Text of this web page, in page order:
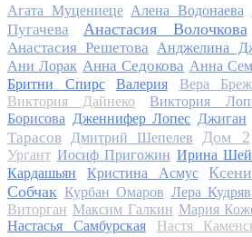
Агата Муцениеце Алена Водонаева
Пугачева
Анастасия Волочкова
Анастасия Решетова Анджелина
Ани Лорак Анна Седокова Анна
Бритни Спирс
Валерия Вера
Виктория Дайнеко Виктория
Борисова Дженнифер Лопес Джиган
Тарасов
Дмитрий Шепелев Дом 2
Ургант Иосиф Пригожин Ирина
Кардашьян
Кристина Асмус
Собчак Курбан Омаров Лера
Виторган Максим Галкин Мария
Настасья Самбурская
Настя